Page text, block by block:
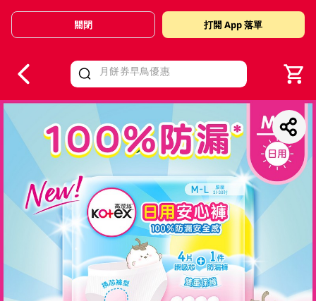
Valid Until 30 June 2026
關閉 打開 App 落單